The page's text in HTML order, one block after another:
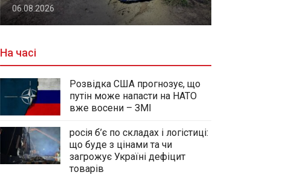
06.08.2026
На часі
Розвідка США прогнозує, що
путін може напасти на НАТО
вже восени – ЗМІ
росія б’є по складах і логістиці:
що буде з цінами та чи
загрожує Україні дефіцит
товарів